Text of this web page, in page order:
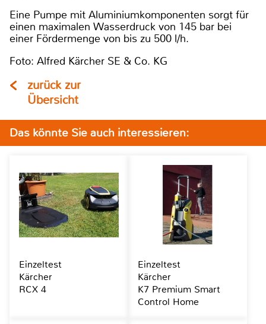
Eine Pumpe mit Aluminiumkomponenten sorgt für
einen maximalen Wasserdruck von 145 bar bei
einer Fördermenge von bis zu 500 l/h.
Foto: Alfred Kärcher SE & Co. KG
zurück zur
Übersicht
Das könnte Sie auch interessieren:
Einzeltest
Kärcher
RCX 4
Einzeltest
Kärcher
K7 Premium Smart
Control Home